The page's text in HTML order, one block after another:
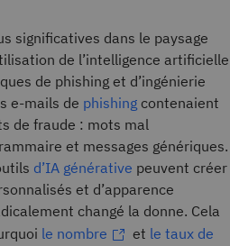
significatives dans le paysage
de l’intelligence artificielle
de phishing et d’ingénierie
e-mails de phishing contenaient
de fraude : mots mal
et messages génériques.
d’IA générative peuvent créer
et d’apparence
changé la donne. Cela
le nombre et le taux de